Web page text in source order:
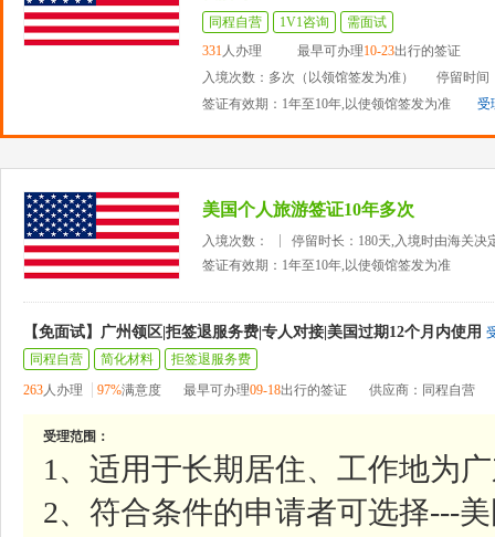
同程自营 1V1咨询
需面试
331人办理 最早可办理10-23出行的签证
入境次数：多次（以领馆签发为准）
停留时间
签证有效期：1年至10年,以使领馆签发为准
受
美国个人旅游签证10年多次
入境次数：
停留时长：180天,入境时由海关决
签证有效期：1年至10年,以使领馆签发为准
【免面试】广州领区|拒签退服务费|专人对接|美国过期12个月内使用
同程自营
简化材料
拒签退服务费
263人办理 97%满意度 最早可办理09-18出行的签证 供应商：同程自营
受理范围：
1、适用于长期居住、工作地为
2、符合条件的申请者可选择---